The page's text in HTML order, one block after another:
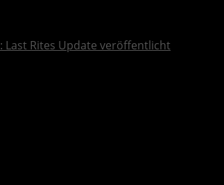
: Last Rites Update veröffentlicht